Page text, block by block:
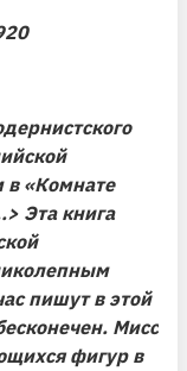
в «Комнате
Эта книга
пишут в этой
Мисс
фигур в